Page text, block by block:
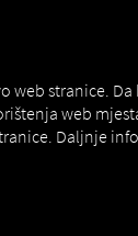
web stranice.
web
Daljnje